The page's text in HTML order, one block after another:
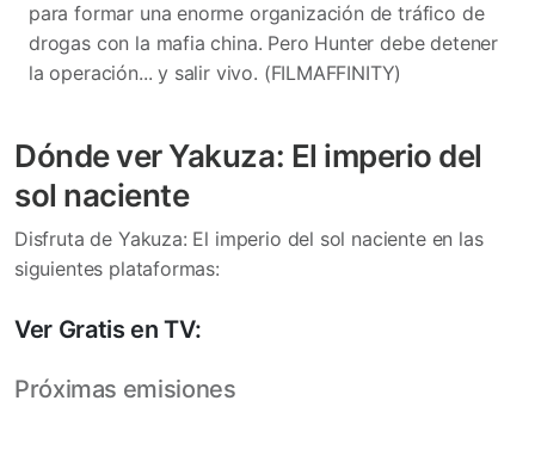
para formar una enorme organización de tráfico de
drogas con la mafia china. Pero Hunter debe detener
la operación... y salir vivo. (FILMAFFINITY)
Dónde ver Yakuza: El imperio del
sol naciente
Disfruta de Yakuza: El imperio del sol naciente en las
siguientes plataformas:
Ver Gratis en TV:
Próximas emisiones